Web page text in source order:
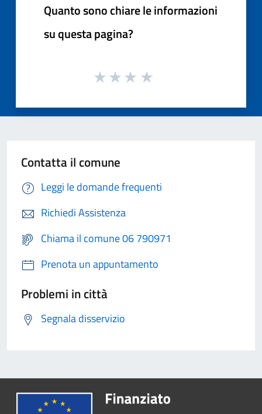
Quanto sono chiare le informazioni
su questa pagina?
Contatta il comune
Leggi le domande frequenti
Richiedi Assistenza
Chiama il comune 06 790971
Prenota un appuntamento
Problemi in città
Segnala disservizio